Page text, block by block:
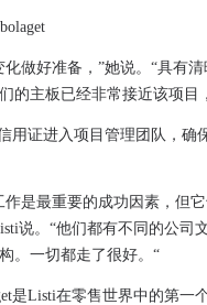
件套件使得更容易构建机器人和无
西兰IT专业人员比英国等同物更大
和大数据专家在2017年以其招聘
加入英特尔安全创新联盟
包中统一了大型开发人员工具列表
listi，systembolaget
化做好准备，”她说。“具有
的主板已经非常接近该项目
用证进入项目管理团队，确
作是最重要的成功因素，但
说。“他们都有不同的公司
。一切都走了很好。“
是Listi在零售世界中的第